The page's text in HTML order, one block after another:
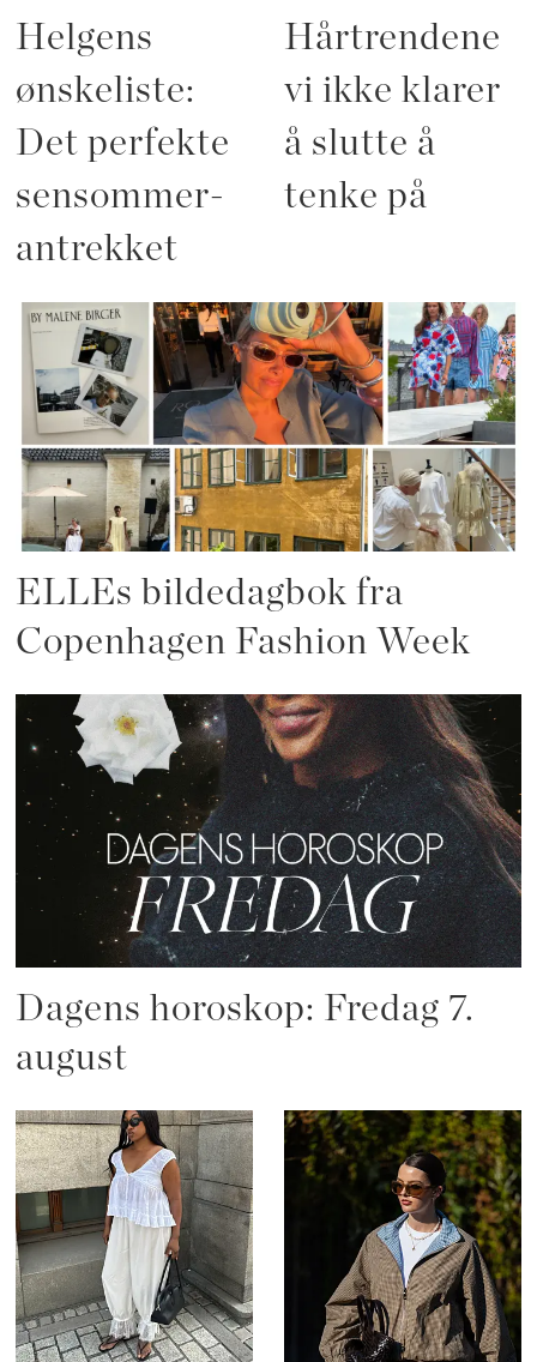
Helgens
ønskeliste:
Det perfekte
sensommer-
antrekket
Hårtrendene
vi ikke klarer
å slutte å
tenke på
ELLEs bildedagbok fra
Copenhagen Fashion Week
Dagens horoskop: Fredag 7.
august